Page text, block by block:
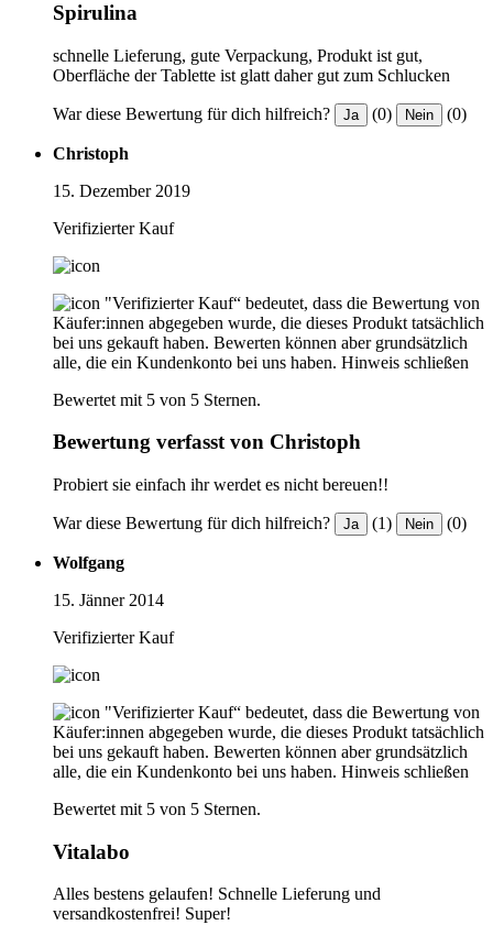
Spirulina
schnelle Lieferung, gute Verpackung, Produkt ist gut,
Oberfläche der Tablette ist glatt daher gut zum Schlucken
War diese Bewertung für dich hilfreich? Ja (0) Nein (0)
Christoph
15. Dezember 2019
Verifizierter Kauf
"Verifizierter Kauf“ bedeutet, dass die Bewertung von
Käufer:innen abgegeben wurde, die dieses Produkt tatsächlich
bei uns gekauft haben. Bewerten können aber grundsätzlich
alle, die ein Kundenkonto bei uns haben. Hinweis schließen
Bewertet mit 5 von 5 Sternen.
Bewertung verfasst von Christoph
Probiert sie einfach ihr werdet es nicht bereuen!!
War diese Bewertung für dich hilfreich? Ja (1) Nein (0)
Wolfgang
15. Jänner 2014
Verifizierter Kauf
"Verifizierter Kauf“ bedeutet, dass die Bewertung von
Käufer:innen abgegeben wurde, die dieses Produkt tatsächlich
bei uns gekauft haben. Bewerten können aber grundsätzlich
alle, die ein Kundenkonto bei uns haben. Hinweis schließen
Bewertet mit 5 von 5 Sternen.
Vitalabo
Alles bestens gelaufen! Schnelle Lieferung und
versandkostenfrei! Super!